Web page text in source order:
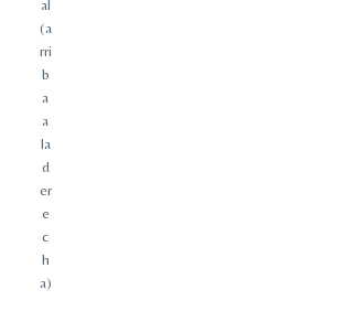
al
(a
rri
b
a
a
la
d
er
e
c
h
a)